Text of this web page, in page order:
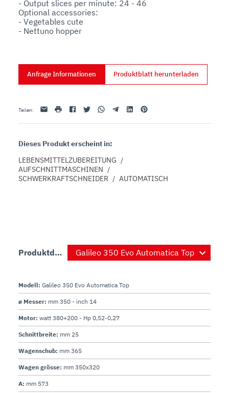
- Output slices per minute: 24 - 46
Optional accessories:
- Vegetables cute
- Nettuno hopper
Anfrage Informationen Produktblatt herunterladen
Teilen: Email druckenFacebookTwitterWhatsappTelegramLinkedinPinterest
Dieses Produkt erscheint in:
LEBENSMITTELZUBEREITUNG /
AUFSCHNITTMASCHINEN /
SCHWERKRAFTSCHNEIDER / AUTOMATISCH
Produktdetails
Modell: Galileo 350 Evo Automatica Top
ø Messer: mm 350 - inch 14
Motor: watt 380+200 - Hp 0,52-0,27
Schnittbreite: mm 25
Wagenschub: mm 365
Wagen grösse: mm 350x320
A: mm 573